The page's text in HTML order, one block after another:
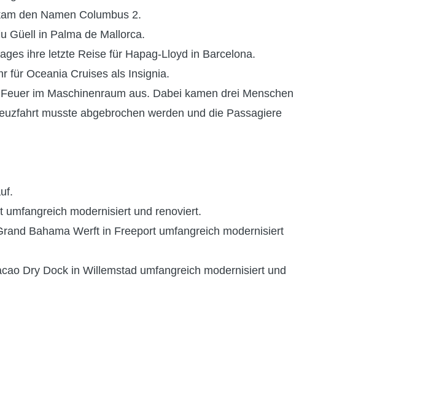
den Namen Columbus 2.
Güell in Palma de Mallorca.
ihre letzte Reise für Hapag-Lloyd in Barcelona.
für Oceania Cruises als Insignia.
im Maschinenraum aus. Dabei kamen drei Menschen
musste abgebrochen werden und die Passagiere
modernisiert und renoviert.
Bahama Werft in Freeport umfangreich modernisiert
Dry Dock in Willemstad umfangreich modernisiert und